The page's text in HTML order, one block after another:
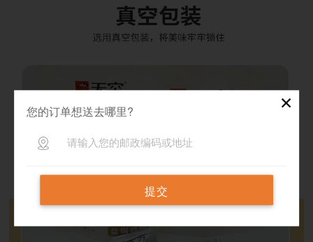
您的订单想送去哪里? ✕
提交